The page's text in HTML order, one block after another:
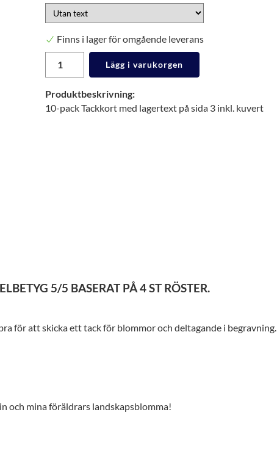
Finns i lager för omgående leverans
Lägg i varukorgen
Produktbeskrivning:
10-pack Tackkort med lagertext på sida 3 inkl. kuvert
5/5 BASERAT PÅ4ST RÖSTER.
för att skicka ett tack för blommor och deltagande i begravning.
och mina föräldrars landskapsblomma!